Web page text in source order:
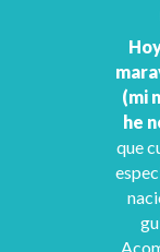
(mi
he
que